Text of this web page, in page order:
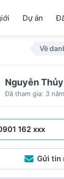
Dự án
Về
Nguyễn Thủy
Đã tham gia: 3
162 xxx
Gửi tin